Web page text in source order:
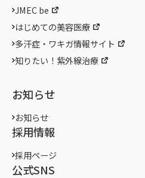
JMEC be
はじめての美容医療
多汗症・ワキガ情報サイト
知りたい！紫外線治療
お知らせ
お知らせ
採用情報
採用ページ
公式SNS